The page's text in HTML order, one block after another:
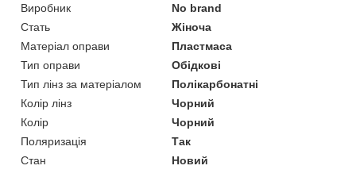
Виробник
No brand
Стать
Жіноча
Матеріал оправи
Пластмаса
Тип оправи
Обідкові
Тип лінз за матеріалом
Полікарбонатні
Колір лінз
Чорний
Колір
Чорний
Поляризація
Так
Стан
Новий